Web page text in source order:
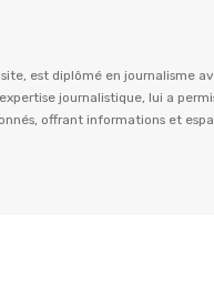
est diplômé en journalisme
journalistique, lui a
offrant informations et